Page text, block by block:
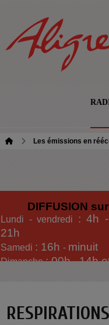
Les émissions en
DIFFUSION
Lundi - vendredi : 4h
21h
Samedi : 16h - minuit
Dimanche: 00h -14h